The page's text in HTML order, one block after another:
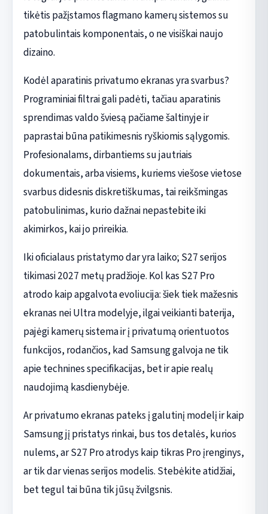
tikėtis pažįstamos flagmano kamerų sistemos su
patobulintais komponentais, o ne visiškai naujo
dizaino.
Kodėl aparatinis privatumo ekranas yra svarbus?
Programiniai filtrai gali padėti, tačiau aparatinis
sprendimas valdo šviesą pačiame šaltinyje ir
paprastai būna patikimesnis ryškiomis sąlygomis.
Profesionalams, dirbantiems su jautriais
dokumentais, arba visiems, kuriems viešose vietose
svarbus didesnis diskretiškumas, tai reikšmingas
patobulinimas, kurio dažnai nepastebite iki
akimirkos, kai jo prireikia.
Iki oficialaus pristatymo dar yra laiko; S27 serijos
tikimasi 2027 metų pradžioje. Kol kas S27 Pro
atrodo kaip apgalvota evoliucija: šiek tiek mažesnis
ekranas nei Ultra modelyje, ilgai veikianti baterija,
pajėgi kamerų sistema ir į privatumą orientuotos
funkcijos, rodančios, kad Samsung galvoja ne tik
apie technines specifikacijas, bet ir apie realų
naudojimą kasdienybėje.
Ar privatumo ekranas pateks į galutinį modelį ir kaip
Samsung jį pristatys rinkai, bus tos detalės, kurios
nulems, ar S27 Pro atrodys kaip tikras Pro įrenginys,
ar tik dar vienas serijos modelis. Stebėkite atidžiai,
bet tegul tai būna tik jūsų žvilgsnis.